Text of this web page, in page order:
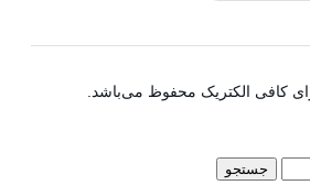
کافی الکتریک محفوظ می‌باشد.
جستجو